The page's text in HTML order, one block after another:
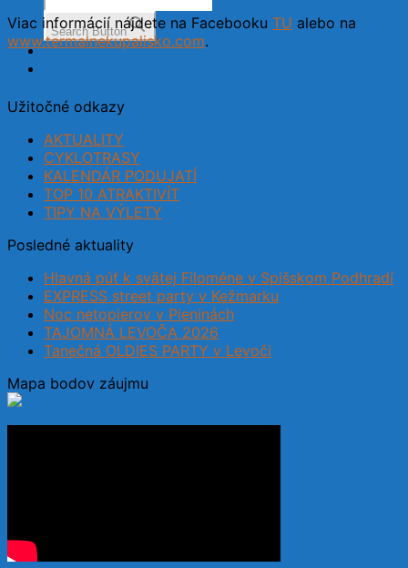
Search Button
Viac informácií nájdete na Facebooku TU alebo na
www.termalnekupalisko.com.
Užitočné odkazy
AKTUALITY
CYKLOTRASY
KALENDÁR PODUJATÍ
TOP 10 ATRAKTIVÍT
TIPY NA VÝLETY
Posledné aktuality
Hlavná púť k svätej Filoméne v Spišskom Podhradí
EXPRESS street party v Kežmarku
Noc netopierov v Pieninách
TAJOMNÁ LEVOČA 2026
Tanečná OLDIES PARTY v Levoči
Mapa bodov záujmu